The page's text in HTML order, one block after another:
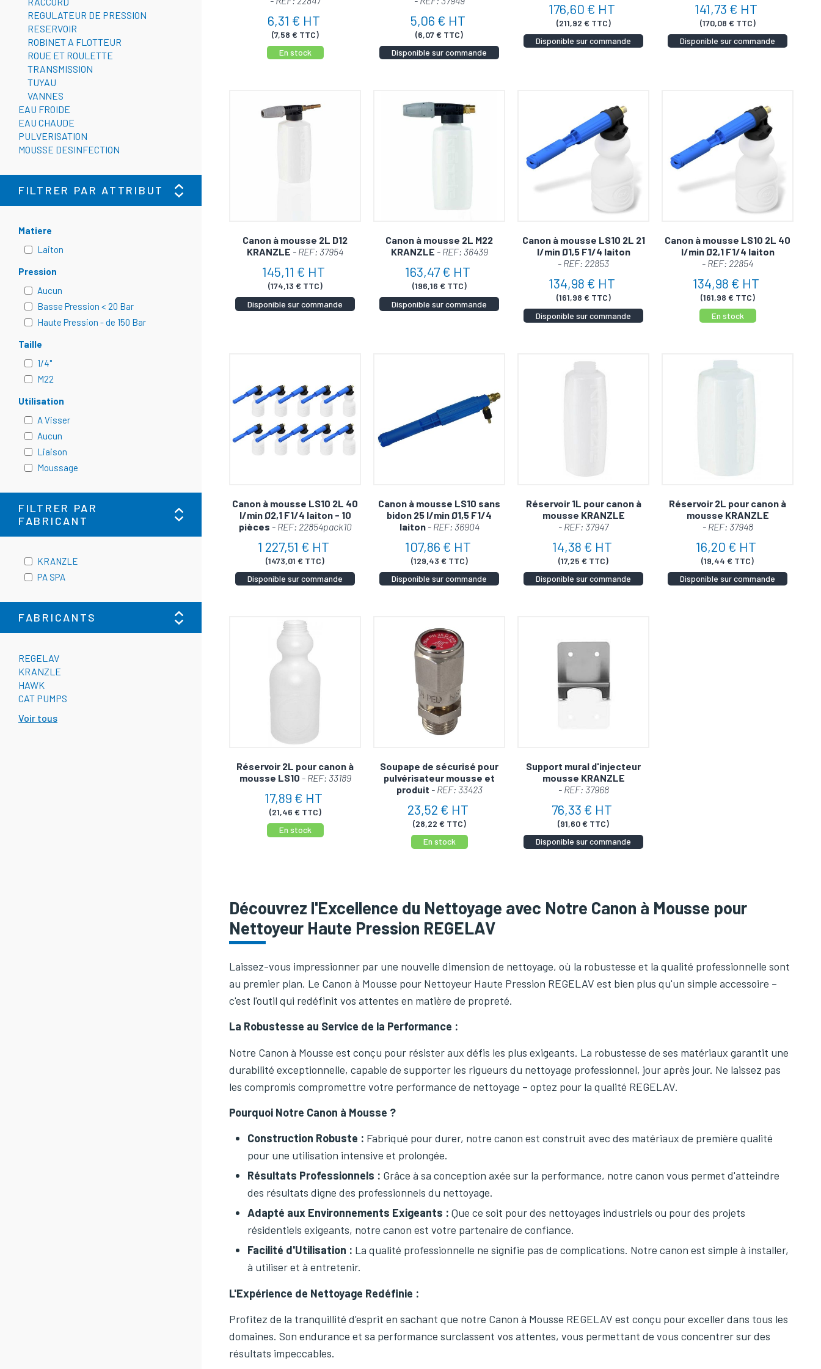
REGULATEUR DE PRESSION
RESERVOIR
ROBINET A FLOTTEUR
ROUE ET ROULETTE
TRANSMISSION
TUYAU
VANNES
EAU FROIDE
EAU CHAUDE
PULVERISATION
MOUSSE DESINFECTION
FILTRER PAR ATTRIBUT
Matiere
Laiton
Pression
Aucun
Basse Pression < 20 Bar
Haute Pression - de 150 Bar
Taille
1/4"
M22
Utilisation
A Visser
Aucun
Liaison
Moussage
FILTRER PAR
FABRICANT
KRANZLE
PA SPA
FABRICANTS
REGELAV
KRANZLE
HAWK
CAT PUMPS
Voir tous
et des résultats spectaculaires. Transformez votre nettoyeur haute pression en une machine de nettoyage de pointe
grâce à tous nosaccessoires pour nettoyeur haute-pression – commandez maintenant !
6,31 € HT
(7,58 € TTC)
En stock
5,06 € HT
(6,07 € TTC)
Disponible sur commande
176,60 € HT
(211,92 € TTC)
Disponible sur commande
141,73 € HT
(170,08 € TTC)
Disponible sur commande
Canon à mousse 2L D12
KRANZLE - REF: 37954
145,11 € HT
(174,13 € TTC)
Disponible sur commande
Canon à mousse 2L M22
KRANZLE - REF: 36439
163,47 € HT
(196,16 € TTC)
Disponible sur commande
Canon à mousse LS10 2L 21
l/min Ø1,5 F1/4 laiton
- REF: 22853
134,98 € HT
(161,98 € TTC)
Disponible sur commande
Canon à mousse LS10 2L 40
l/min Ø2,1 F1/4 laiton
- REF: 22854
134,98 € HT
(161,98 € TTC)
En stock
Canon à mousse LS10 2L 40
l/min Ø2,1 F1/4 laiton - 10
pièces - REF: 22854pack10
1 227,51 € HT
(1473,01 € TTC)
Disponible sur commande
Canon à mousse LS10 sans
bidon 25 l/min Ø1,5 F1/4
laiton - REF: 36904
107,86 € HT
(129,43 € TTC)
Disponible sur commande
Réservoir 1L pour canon à
mousse KRANZLE
- REF: 37947
14,38 € HT
(17,25 € TTC)
Disponible sur commande
Réservoir 2L pour canon à
mousse KRANZLE
- REF: 37948
16,20 € HT
(19,44 € TTC)
Disponible sur commande
Réservoir 2L pour canon à
mousse LS10 - REF: 33189
17,89 € HT
(21,46 € TTC)
En stock
Soupape de sécurisé pour
pulvérisateur mousse et
produit - REF: 33423
23,52 € HT
(28,22 € TTC)
En stock
Support mural d'injecteur
mousse KRANZLE
- REF: 37968
76,33 € HT
(91,60 € TTC)
Disponible sur commande
Découvrez l'Excellence du Nettoyage avec Notre Canon à Mousse pour
Nettoyeur Haute Pression REGELAV
Laissez-vous impressionner par une nouvelle dimension de nettoyage, où la robustesse et la qualité professionnelle sont
au premier plan. Le Canon à Mousse pour Nettoyeur Haute Pression REGELAV est bien plus qu'un simple accessoire –
c'est l'outil qui redéfinit vos attentes en matière de propreté.
La Robustesse au Service de la Performance :
Notre Canon à Mousse est conçu pour résister aux défis les plus exigeants. La robustesse de ses matériaux garantit une
durabilité exceptionnelle, capable de supporter les rigueurs du nettoyage professionnel, jour après jour. Ne laissez pas
les compromis compromettre votre performance de nettoyage – optez pour la qualité REGELAV.
Pourquoi Notre Canon à Mousse ?
Construction Robuste : Fabriqué pour durer, notre canon est construit avec des matériaux de première qualité
pour une utilisation intensive et prolongée.
Résultats Professionnels : Grâce à sa conception axée sur la performance, notre canon vous permet d'atteindre
des résultats digne des professionnels du nettoyage.
Adapté aux Environnements Exigeants : Que ce soit pour des nettoyages industriels ou pour des projets
résidentiels exigeants, notre canon est votre partenaire de confiance.
Facilité d'Utilisation : La qualité professionnelle ne signifie pas de complications. Notre canon est simple à installer,
à utiliser et à entretenir.
L'Expérience de Nettoyage Redéfinie :
Profitez de la tranquillité d'esprit en sachant que notre Canon à Mousse REGELAV est conçu pour exceller dans tous les
domaines. Son endurance et sa performance surclassent vos attentes, vous permettant de vous concentrer sur des
résultats impeccables.